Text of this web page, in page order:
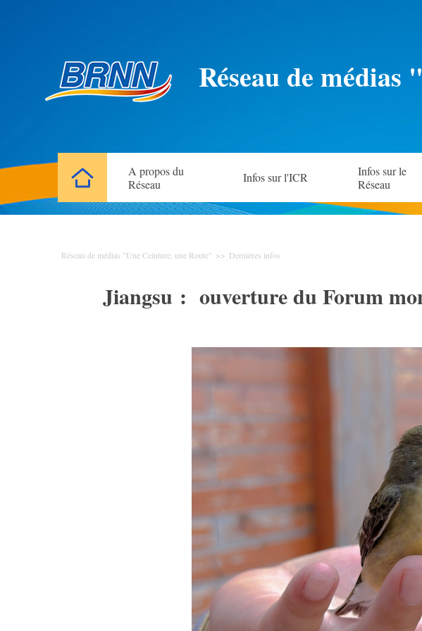
Réseau de
A propos du
Réseau
Infos sur l'ICR
Infos sur le
Réseau
Réseau de médias "Une Ceinture, une Route" >> Dernières infos
Jiangsu : ouverture du Forum